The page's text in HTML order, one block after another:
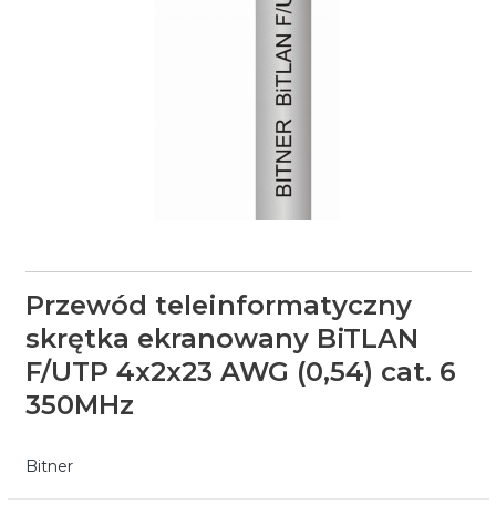
Przewód teleinformatyczny
skrętka ekranowany BiTLAN
F/UTP 4x2x23 AWG (0,54) cat. 6
350MHz
Bitner